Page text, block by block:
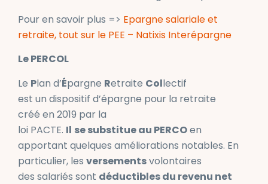
Pour en savoir plus => Epargne salariale et
retraite, tout sur le PEE – Natixis Interépargne
Le PERCOL
Le Plan d’Épargne Retraite Collectif
est un dispositif d’épargne pour la retraite
créé en 2019 par la
loi PACTE. Il se substitue au PERCOen
apportant quelques améliorations notables. En
particulier, les versementsvolontaires
des salariés sont déductibles du revenu net